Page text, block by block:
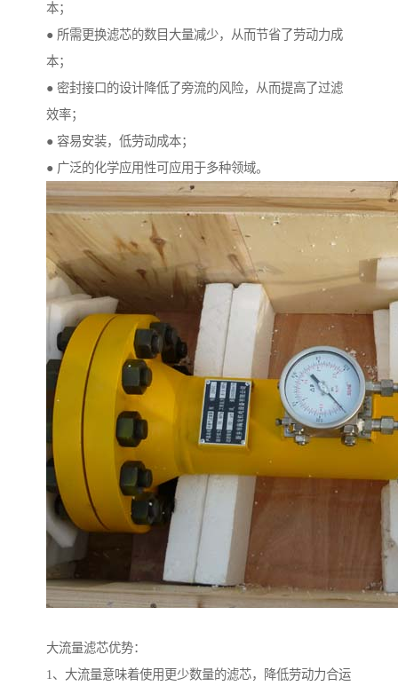
本；
● 所需更换滤芯的数目大量减少，从而节省了劳动力成
本；
● 密封接口的设计降低了旁流的风险，从而提高了过滤
效率；
● 容易安装，低劳动成本；
● 广泛的化学应用性可应用于多种领域。
大流量滤芯优势：
1、大流量意味着使用更少数量的滤芯，降低劳动力合运